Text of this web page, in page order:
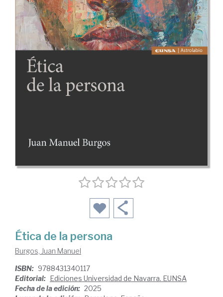
Ética de la persona
Burgos, Juan Manuel
ISBN: 9788431340117
Editorial: Ediciones Universidad de Navarra. EUNSA
Fecha de la edición: 2025